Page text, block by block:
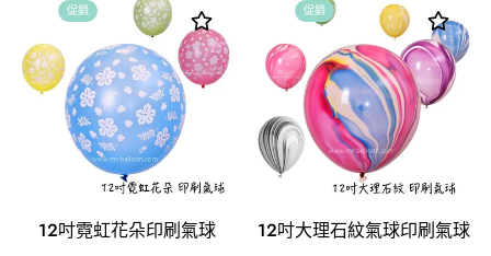
促銷
12吋霓虹花朵印刷氣球
促銷
12吋大理石紋氣球印刷氣球